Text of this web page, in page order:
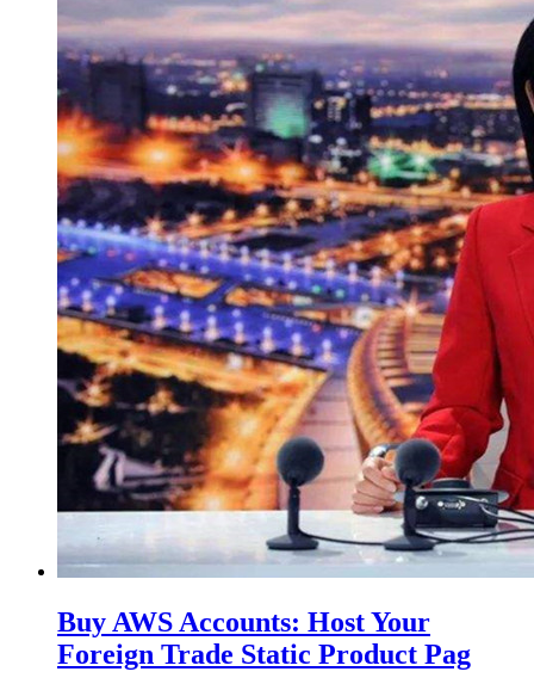
Buy AWS Accounts: Host Your
Foreign Trade Static Product Pag